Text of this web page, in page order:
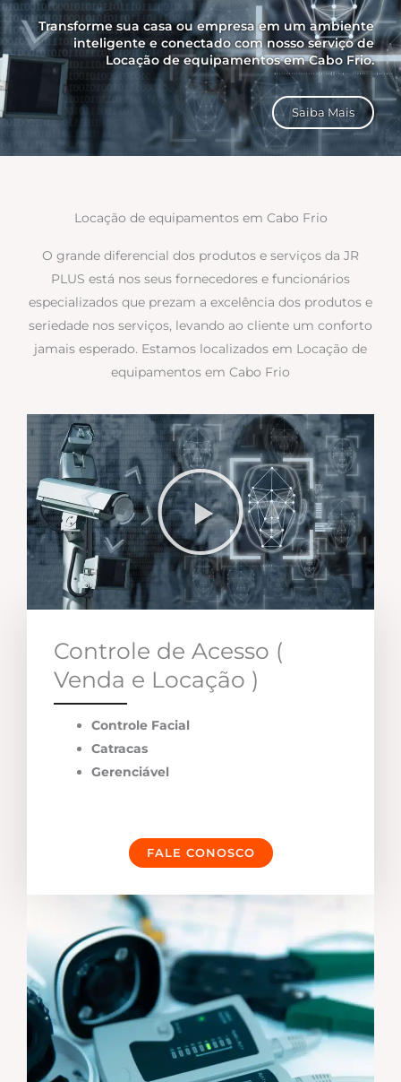
Transforme sua casa ou empresa em um ambiente
inteligente e conectado com nosso serviço de
Locação de equipamentos em Cabo Frio.
Saiba Mais
Locação de equipamentos em Cabo Frio
O grande diferencial dos produtos e serviços da JR
PLUS está nos seus fornecedores e funcionários
especializados que prezam a excelência dos produtos e
seriedade nos serviços, levando ao cliente um conforto
jamais esperado. Estamos localizados em Locação de
equipamentos em Cabo Frio
Controle de Acesso (
Venda e Locação )
Controle Facial
Catracas
Gerenciável
FALE CONOSCO